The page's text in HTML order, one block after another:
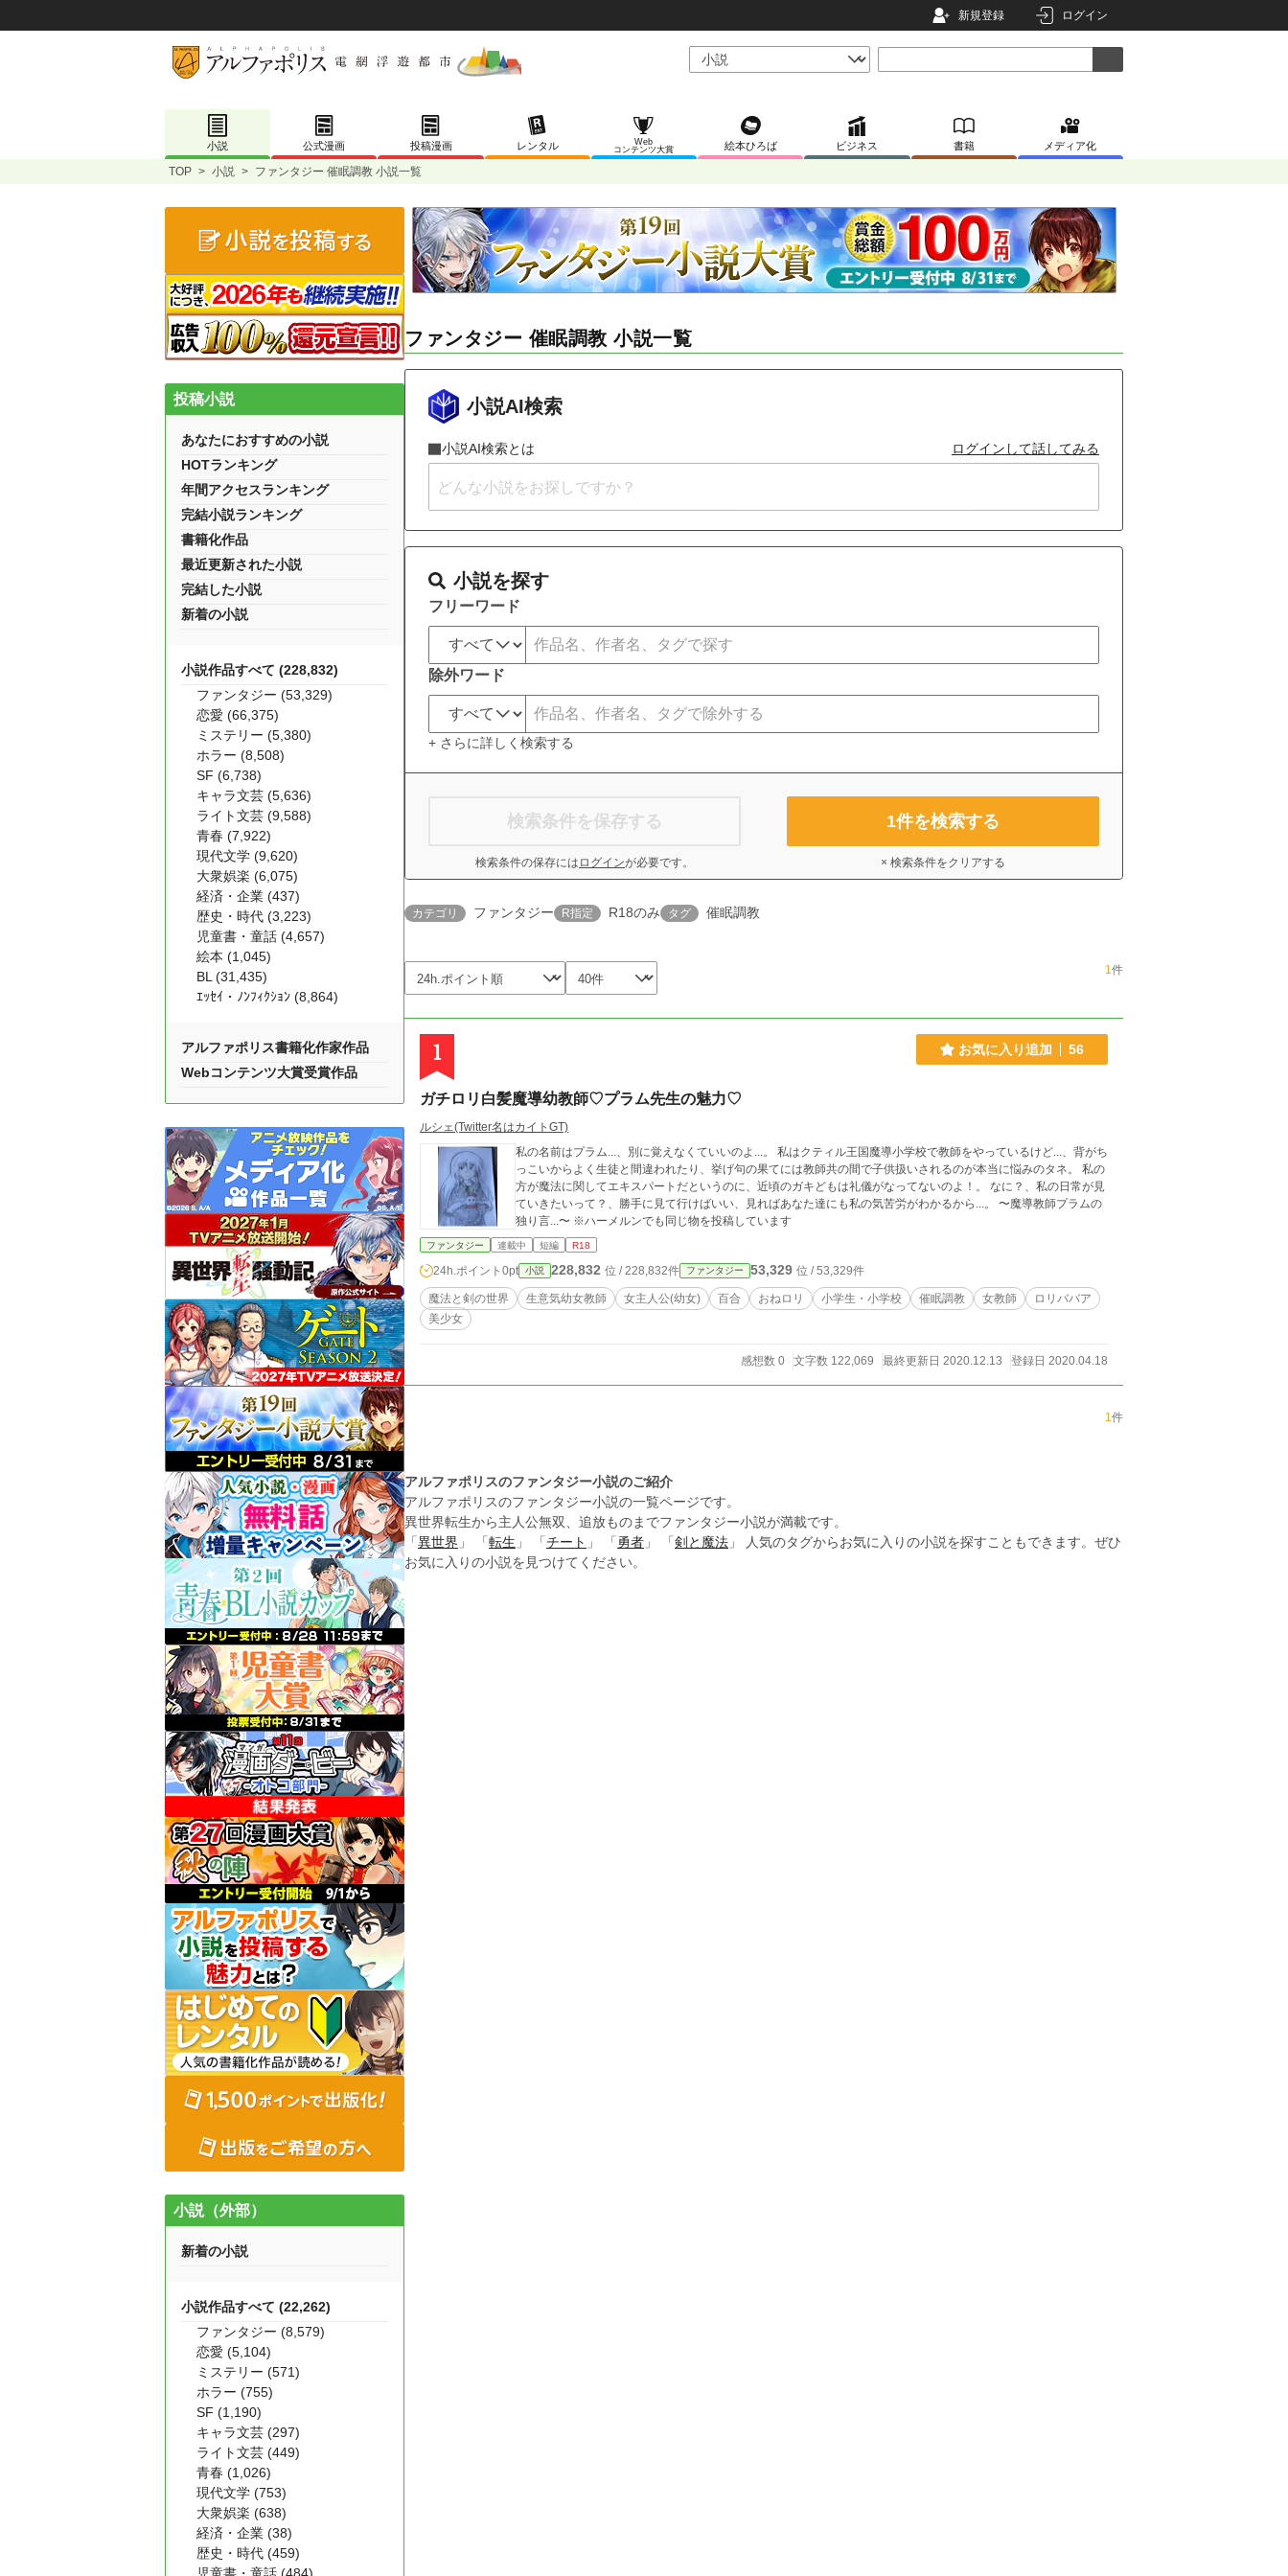
新規登録 ログイン
小説 公式漫画 投稿漫画 レンタル
Web
コンテンツ大賞
絵本ひろば ビジネス 書籍 メディア化
TOP > 小説 > ファンタジー 催眠調教 小説一覧
ファンタジー 催眠調教 小説一覧
小説AI検索
小説AI検索とは ログインして話してみる
小説を探す
フリーワード
除外ワード
+ さらに詳しく検索する
検索条件を保存する
検索条件の保存には ログインが必要です。
1件を検索する
× 検索条件をクリアする
カテゴリ ファンタジー R指定 R18のみ タグ 催眠調教
1件
1 お気に入り追加 56
ガチロリ白髪魔導幼教師♡プラム先生の魅力♡
ルシェ(Twitter名はカイトGT)
私の名前はプラム...、別に覚えなくていいのよ...。 私はクティル王国魔導小学校で教師をやっているけど...、背がち
っこいからよく生徒と間違われたり、挙げ句の果てには教師共の間で子供扱いされるのが本当に悩みのタネ。 私の
方が魔法に関してエキスパートだというのに、近頃のガキどもは礼儀がなってないのよ！。 なに？、私の日常が見
ていきたいって？、勝手に見て行けばいい、見ればあなた達にも私の気苦労がわかるから...。 〜魔導教師プラムの
独り言...〜 ※ハーメルンでも同じ物を投稿しています
ファンタジー 連載中 短編 R18
24h.ポイント 0pt 小説 228,832 位 / 228,832件 ファンタジー 53,329 位 / 53,329件
魔法と剣の世界 生意気幼女教師 女主人公(幼女) 百合 おねロリ 小学生・小学校 催眠調教 女教師
ロリババア
美少女
感想数 0 文字数 122,069 最終更新日 2020.12.13 登録日 2020.04.18
1件
アルファポリスのファンタジー小説のご紹介
アルファポリスのファンタジー小説の一覧ページです。
異世界転生から主人公無双、追放ものまでファンタジー小説が満載です。
「 異世界 」 「 転生 」 「 チート 」 「 勇者 」 「 剣と魔法 」 人気のタグからお気に入りの小説を探すこともできます。ぜひ
お気に入りの小説を見つけてください。
投稿小説
あなたにおすすめの小説
HOTランキング
年間アクセスランキング
完結小説ランキング
書籍化作品
最近更新された小説
完結した小説
新着の小説
小説作品すべて (228,832)
ファンタジー (53,329)
恋愛 (66,375)
ミステリー (5,380)
ホラー (8,508)
SF (6,738)
キャラ文芸 (5,636)
ライト文芸 (9,588)
青春 (7,922)
現代文学 (9,620)
大衆娯楽 (6,075)
経済・企業 (437)
歴史・時代 (3,223)
児童書・童話 (4,657)
絵本 (1,045)
BL (31,435)
ｴｯｾｲ・ﾉﾝﾌｨｸｼｮﾝ (8,864)
アルファポリス書籍化作家作品
Webコンテンツ大賞受賞作品
小説（外部）
新着の小説
小説作品すべて (22,262)
ファンタジー (8,579)
恋愛 (5,104)
ミステリー (571)
ホラー (755)
SF (1,190)
キャラ文芸 (297)
ライト文芸 (449)
青春 (1,026)
現代文学 (753)
大衆娯楽 (638)
経済・企業 (38)
歴史・時代 (459)